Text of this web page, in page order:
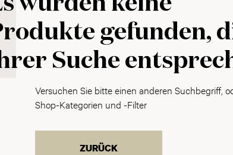
gefunden,
Suche
Versuchen Sie bitte einen anderen Suchbegriff,
Shop-Kategorien und -Filter
ZURÜCK